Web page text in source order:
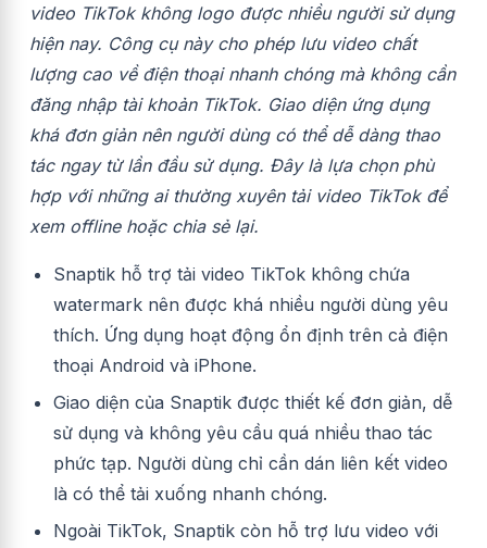
video TikTok không logo được nhiều người sử dụng
hiện nay. Công cụ này cho phép lưu video chất
lượng cao về điện thoại nhanh chóng mà không cần
đăng nhập tài khoản TikTok. Giao diện ứng dụng
khá đơn giản nên người dùng có thể dễ dàng thao
tác ngay từ lần đầu sử dụng. Đây là lựa chọn phù
hợp với những ai thường xuyên tải video TikTok để
xem offline hoặc chia sẻ lại.
Snaptik hỗ trợ tải video TikTok không chứa
watermark nên được khá nhiều người dùng yêu
thích. Ứng dụng hoạt động ổn định trên cả điện
thoại Android và iPhone.
Giao diện của Snaptik được thiết kế đơn giản, dễ
sử dụng và không yêu cầu quá nhiều thao tác
phức tạp. Người dùng chỉ cần dán liên kết video
là có thể tải xuống nhanh chóng.
Ngoài TikTok, Snaptik còn hỗ trợ lưu video với